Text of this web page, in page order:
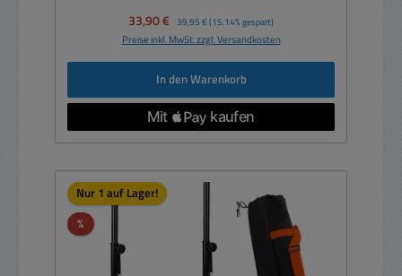
Verkaufspreis:
33,90 € Regulärer Preis:
39,95 € (15.14% gespart)
Preise inkl. MwSt. zzgl. Versandkosten
In den Warenkorb
Nur 1 auf Lager!
%Rabatt